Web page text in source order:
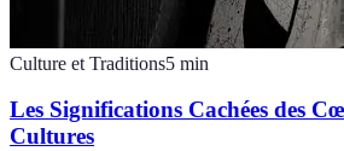
Culture et Traditions5 min
Les Significations Cachées des
Cultures